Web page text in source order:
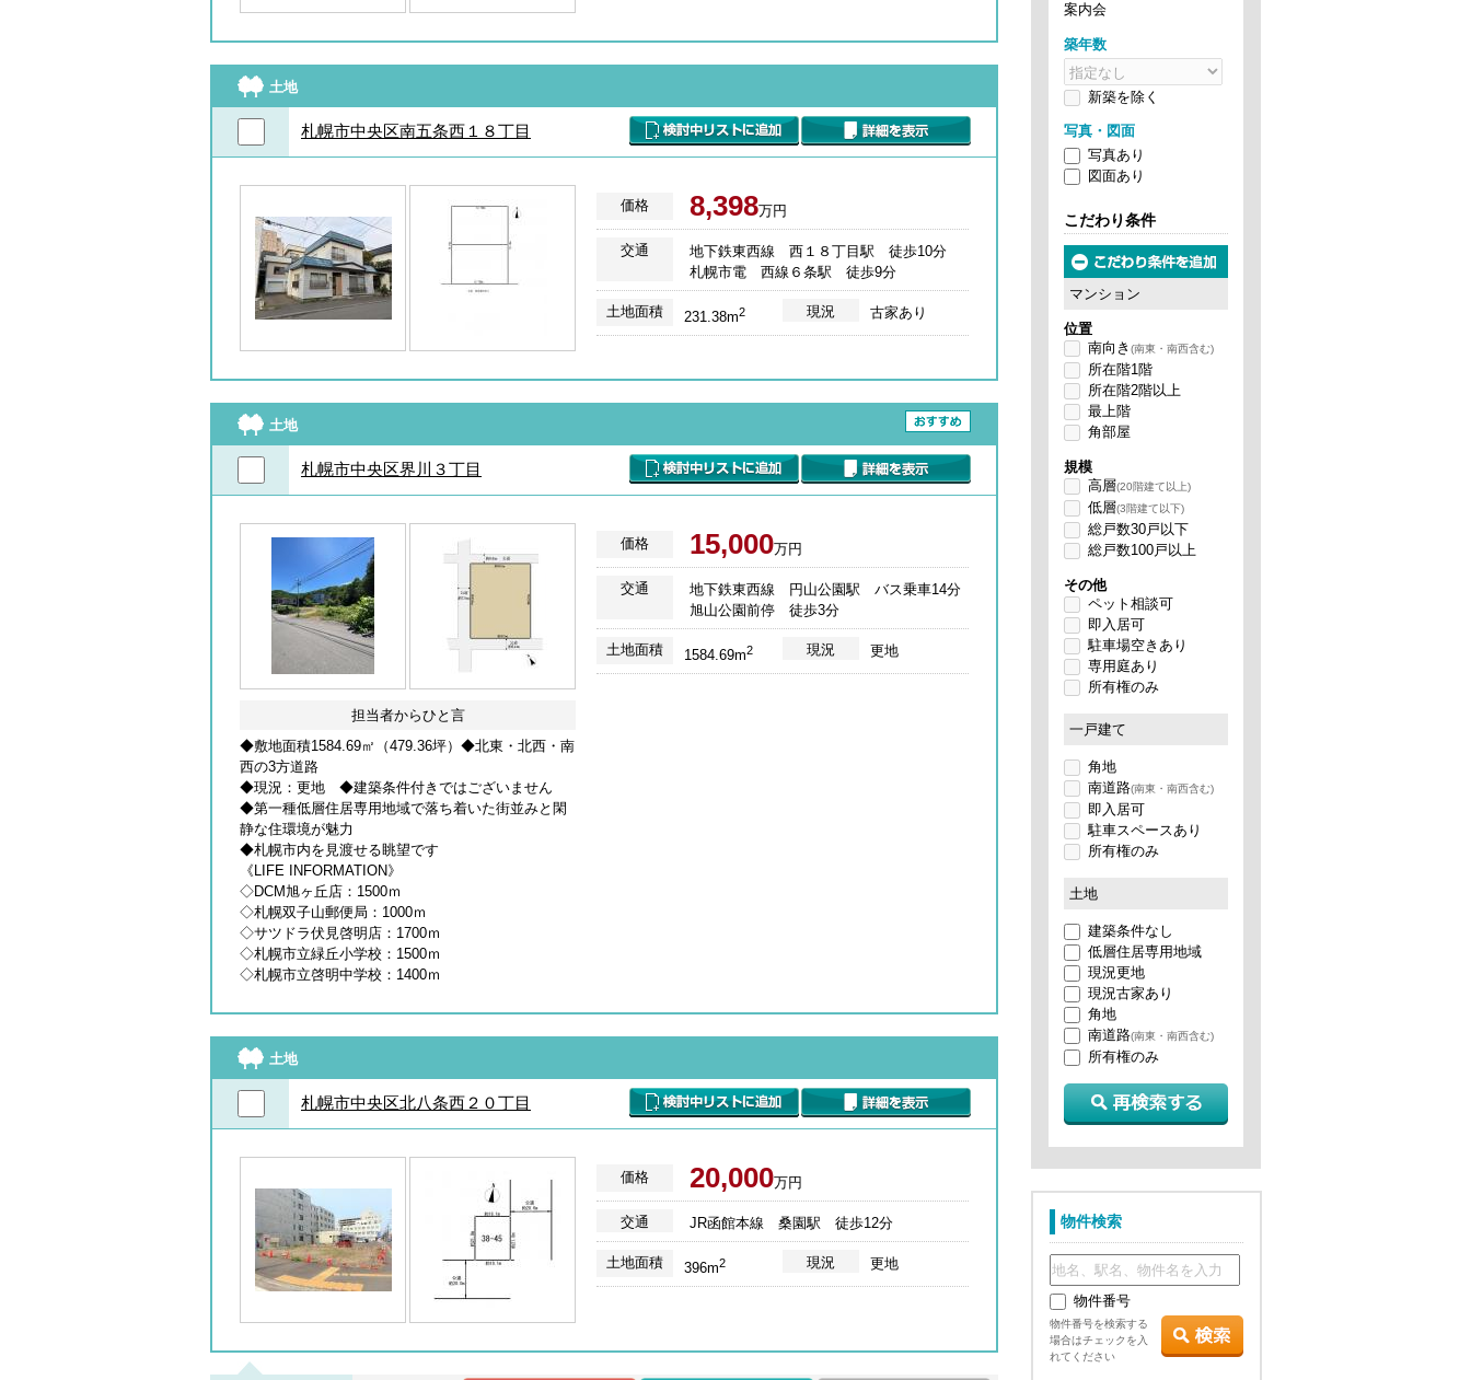
土地
札幌市中央区南五条西１８丁目
価格 8,398万円
交通
地下鉄東西線 西１８丁目駅 徒歩10分
札幌市電 西線６条駅 徒歩9分
土地面積 231.38m2 現況 古家あり
土地
札幌市中央区界川３丁目
担当者からひと言
◆敷地面積1584.69㎡（479.36坪）◆北東・北西・南
西の3方道路
◆現況：更地 ◆建築条件付きではございません
◆第一種低層住居専用地域で落ち着いた街並みと閑
静な住環境が魅力
◆札幌市内を見渡せる眺望です
《LIFE INFORMATION》
◇DCM旭ヶ丘店：1500ｍ
◇札幌双子山郵便局：1000ｍ
◇サツドラ伏見啓明店：1700ｍ
◇札幌市立緑丘小学校：1500ｍ
◇札幌市立啓明中学校：1400ｍ
価格 15,000万円
交通
地下鉄東西線 円山公園駅 バス乗車14分
旭山公園前停 徒歩3分
土地面積 1584.69m2 現況 更地
土地
札幌市中央区北八条西２０丁目
価格 20,000万円
交通 JR函館本線 桑園駅 徒歩12分
土地面積 396m2 現況 更地
案内会
築年数
新築を除 く
写真・図面
写真あり
図面あり
こだわり条件
マンション
位置
南向き (南東・南西含む)
所在階1階
所在階2階以上
最上階
角部屋
規模
高層(20階建て以上)
低層(3階建て以下)
総戸数30戸以下
総戸数100戸以上
その他
ペット相談可
即入居可
駐車場空きあり
専用庭あり
所有権のみ
一戸建て
角地
南道路(南東・南西含む)
即入居可
駐車スペースあり
所有権のみ
土地
建築条件なし
低層住居専用地域
現況更地
現況古家あり
角地
南道路(南東・南西含む)
所有権のみ
物件検索
物件番号
物件番号を検索する
場合はチェックを入
れてください